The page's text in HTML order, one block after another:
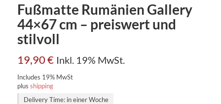
Fußmatte Rumänien Gallery
44×67 cm – preiswert und
stilvoll
19,90€ Inkl. 19% MwSt.
Includes 19% MwSt
plus shipping
Delivery Time: in einer Woche